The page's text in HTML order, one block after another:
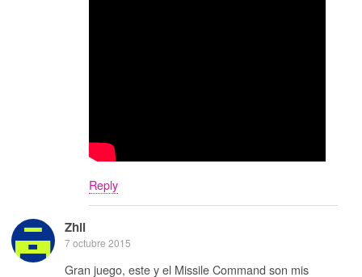
Reply
Zhil
7 octubre 2015
Gran juego, este y el Missile Command son mis